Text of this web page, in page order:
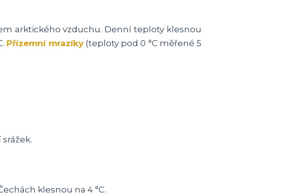
arktického vzduchu. Denní teploty klesnou
Přízemní mrazíky(teploty pod 0 °C měřené 5
klesnou na 4 °C.